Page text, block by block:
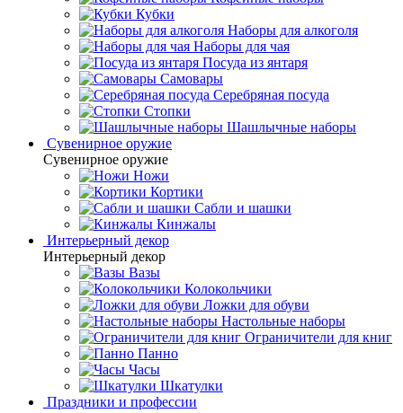
Кубки
Наборы для алкоголя
Наборы для чая
Посуда из янтаря
Самовары
Серебряная посуда
Стопки
Шашлычные наборы
Сувенирное оружие
Сувенирное оружие
Ножи
Кортики
Сабли и шашки
Кинжалы
Интерьерный декор
Интерьерный декор
Вазы
Колокольчики
Ложки для обуви
Настольные наборы
Ограничители для книг
Панно
Часы
Шкатулки
Праздники и профессии